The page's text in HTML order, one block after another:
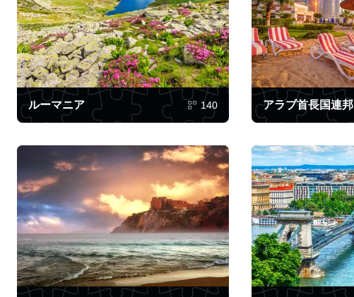
ルーマニア 140 アラブ首長国連邦